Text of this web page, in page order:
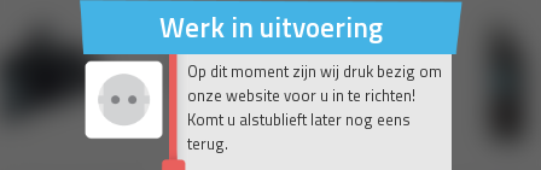
Werk in uitvoering
Op dit moment zijn wij druk bezig om
onze website voor u in te richten!
Komt u alstublieft later nog eens
terug.